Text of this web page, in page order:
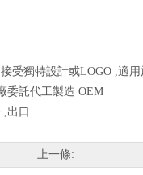
受獨特設計或LOGO ,適
委託代工製造 OEM
,出口
上一條: